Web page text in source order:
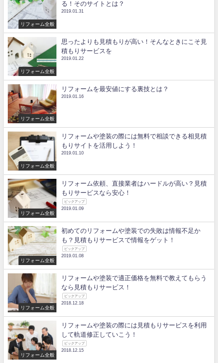
リフォーム全般
る！そのサイトとは？
2019.01.31
リフォーム全般
思ったよりも見積もりが高い！そんなときにこそ見
積もりサービスを
2019.01.22
リフォーム全般
リフォームを最安値にする裏技とは？
2019.01.16
リフォーム全般
リフォームや塗装の際には無料で相談できる相見積
もりサイトを活用しよう！
2019.01.10
リフォーム全般
リフォーム依頼、直接業者はハードルが高い？見積
もりサービスなら安心！
ピックアップ
2019.01.09
リフォーム全般
初めてのリフォームや塗装での失敗は情報不足か
も？見積もりサービスで情報をゲット！
ピックアップ
2019.01.08
リフォーム全般
リフォームや塗装で適正価格を無料で教えてもらう
なら見積もりサービス！
ピックアップ
2018.12.18
リフォーム全般
リフォームや塗装の際には見積もりサービスを利用
して軌道修正していこう！
ピックアップ
2018.12.15